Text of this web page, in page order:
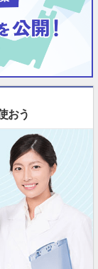
おう